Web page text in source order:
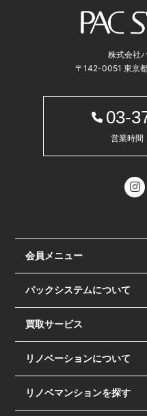
株式会社
〒142-0051 東京
03-
営業時間
会員メニュー
パックシステムについて
買取サービス
リノベーションについて
リノベマンションを探す